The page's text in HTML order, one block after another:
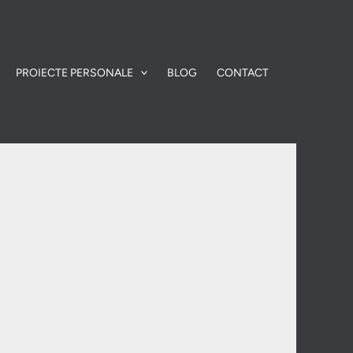
PROIECTE PERSONALE BLOG CONTACT